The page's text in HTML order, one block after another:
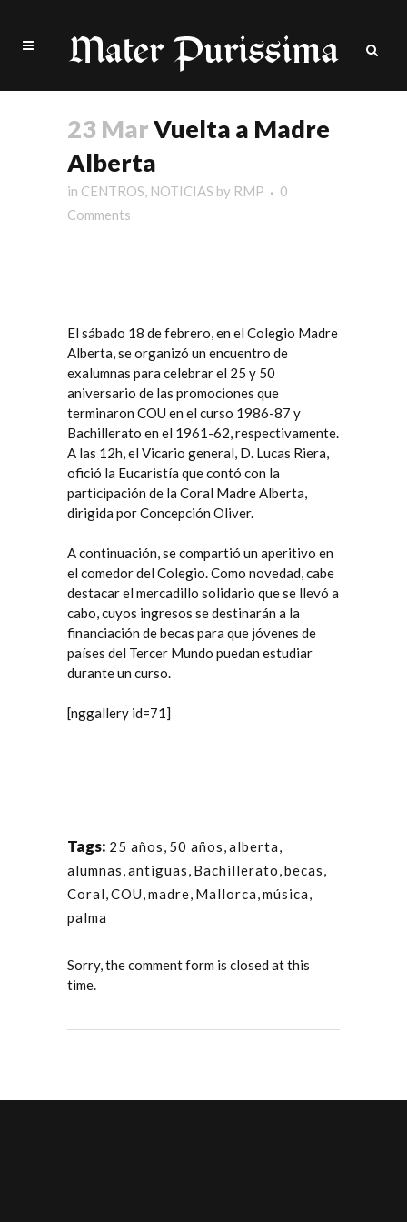
23 MarVuelta a Madre
Alberta
in CENTROS, NOTICIAS by RMP
0
Comments
El sábado 18 de febrero, en el Colegio Madre
Alberta, se organizó un encuentro de
exalumnas para celebrar el 25 y 50
aniversario de las promociones que
terminaron COU en el curso 1986-87 y
Bachillerato en el 1961-62, respectivamente.
A las 12h, el Vicario general, D. Lucas Riera,
ofició la Eucaristía que contó con la
participación de la Coral Madre Alberta,
dirigida por Concepción Oliver.
A continuación, se compartió un aperitivo en
el comedor del Colegio. Como novedad, cabe
destacar el mercadillo solidario que se llevó a
cabo, cuyos ingresos se destinarán a la
financiación de becas para que jóvenes de
países del Tercer Mundo puedan estudiar
durante un curso.
[nggallery id=71]
Tags: 25 años, 50 años,alberta,
alumnas,antiguas, Bachillerato,becas,
Coral,COU,madre, Mallorca,música,
palma
Sorry, the comment form is closed at this
time.